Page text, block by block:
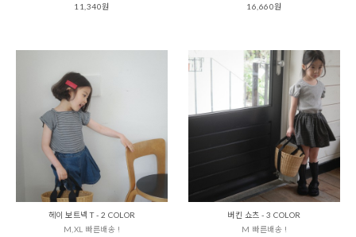
11,340원
16,660원
헤이 보트넥 T - 2 COLOR
M,XL 빠른배송 !
버킨 쇼츠 - 3 COLOR
M 빠른배송 !